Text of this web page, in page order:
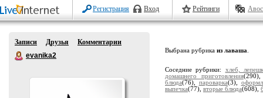
Регистрация Вход Рейтинги
Записи Друзья
Комментарии
evanika2
Выбрана рубрика из лаваша
Соседние рубрики: хлеб,
домашнего приготовления
блюда(76), пароварка(3),
выпечка(77), вторые блюда(608),